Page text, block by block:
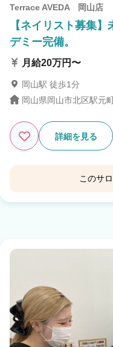
Terrace AVEDA 岡山店
【ネイリスト募集
デミー完備。
月給20万円〜
岡山駅 徒歩1分
岡山県岡山市北区駅元
詳細を見る
このサ
Hair Studio The
Hair Studio The
松井山手駅 徒歩3分
Hair Studio The
ウッディタウン中央